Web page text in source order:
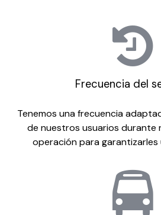
Frecuencia del
Tenemos una frecuencia
de nuestros usuarios durante
operación para garantizarles